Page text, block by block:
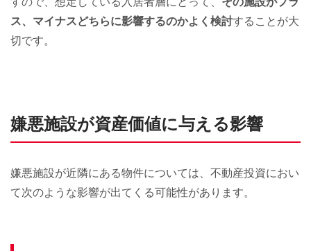
ス、マイナスどちらに影響するのかよく検討することが大
切です。
嫌悪施設が資産価値に与える影響
嫌悪施設が近隣にある物件については、不動産投資におい
て次のような影響が出てくる可能性があります。